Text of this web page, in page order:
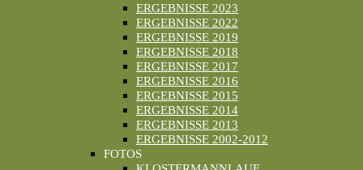
ERGEBNISSE 2023
ERGEBNISSE 2022
ERGEBNISSE 2019
ERGEBNISSE 2018
ERGEBNISSE 2017
ERGEBNISSE 2016
ERGEBNISSE 2015
ERGEBNISSE 2014
ERGEBNISSE 2013
ERGEBNISSE 2002-2012
FOTOS